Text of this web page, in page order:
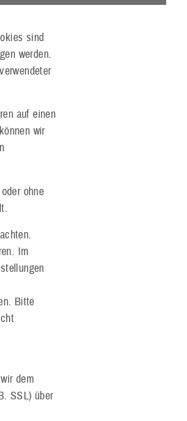
sind
werden.
auf einen
wir
ohne
Im
Bitte
dem
SSL) über